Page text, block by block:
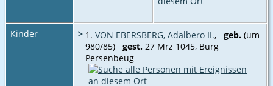
Kinder > 1. VON EBERSBERG, Adalbero II., geb. (um
980/85) gest. 27 Mrz 1045, Burg
Persenbeug